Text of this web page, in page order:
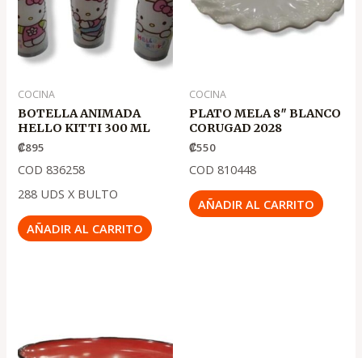
COCINA
BOTELLA ANIMADA
HELLO KITTI 300 ML
₡895
COD 836258
288 UDS X BULTO
AÑADIR AL CARRITO
COCINA
PLATO MELA 8″ BLANCO
CORUGAD 2028
₡550
COD 810448
AÑADIR AL CARRITO